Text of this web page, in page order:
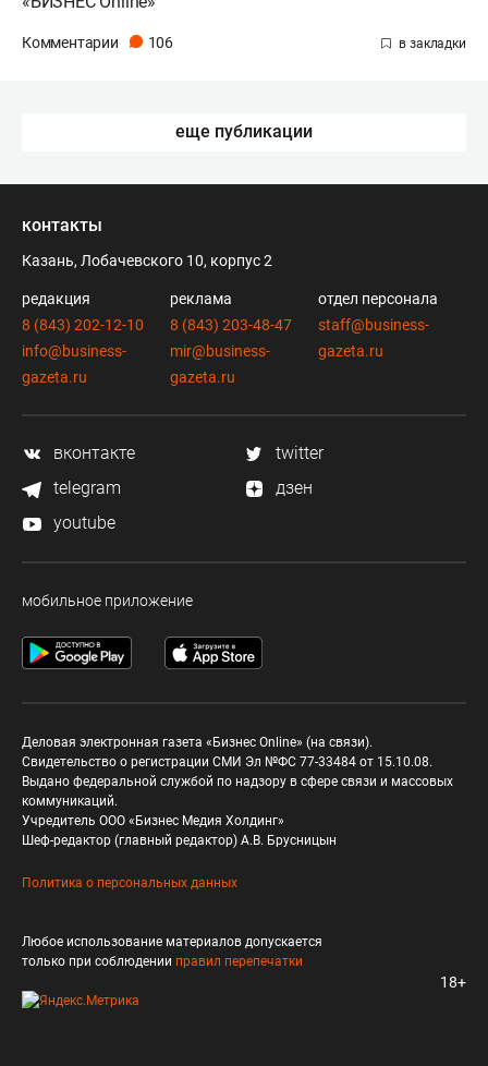
Комментарии 106
еще публикации
контакты
Казань, Лобачевского 10, корпус 2
редакция
8 (843) 202-12-10
info@business-
gazeta.ru
реклама
8 (843) 203-48-47
mir@business-
gazeta.ru
отдел персонала
staff@business-
gazeta.ru
вконтакте
twitter
telegram
дзен
youtube
мобильное приложение
Деловая электронная газета «Бизнес Online» (на связи).
Свидетельство о регистрации СМИ Эл №ФС 77-33484 от 15.10.08.
Выдано федеральной службой по надзору в сфере связи и массовых
коммуникаций.
Учредитель ООО «Бизнес Медия Холдинг»
Шеф-редактор (главный редактор) А.В. Брусницын
Политика о персональных данных
Любое использование материалов допускается
только при соблюдении правил перепечатки
18+